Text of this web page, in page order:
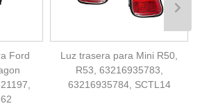
Ford
Luz trasera para Mini R50,
R53, 63216935783,
63216935784, SCTL14